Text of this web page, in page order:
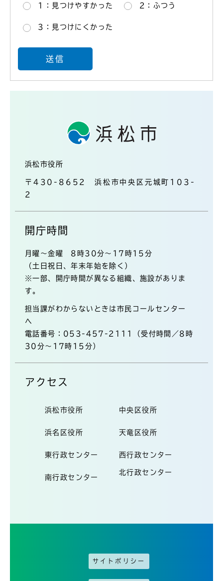
1：見つけやすかった 2：ふつう
3：見つけにくかった
浜松市役所
〒430-8652 浜松市中央区元城町103-
2
開庁時間
月曜～金曜 8時30分～17時15分
（土日祝日、年末年始を除く）
※一部、開庁時間が異なる組織、施設がありま
す。
担当課がわからないときは市民コールセンター
へ
電話番号：053-457-2111（受付時間／8時
30分～17時15分）
アクセス
浜松市役所 中央区役所
浜名区役所 天竜区役所
東行政センター 西行政センター
南行政センター
北行政センター
サイトポリシー